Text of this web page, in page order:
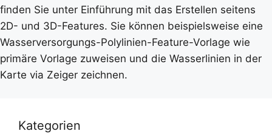
finden Sie unter Einführung mit das Erstellen seitens
2D- und 3D-Features. Sie können beispielsweise eine
Wasserversorgungs-Polylinien-Feature-Vorlage wie
primäre Vorlage zuweisen und die Wasserlinien in der
Karte via Zeiger zeichnen.
Kategorien